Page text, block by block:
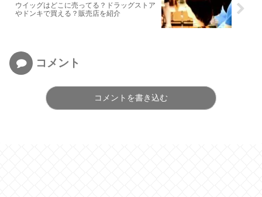
ウイッグはどこに売ってる？ドラッグストア
やドンキで買える？販売店を紹介
コメント
コメントを書き込む